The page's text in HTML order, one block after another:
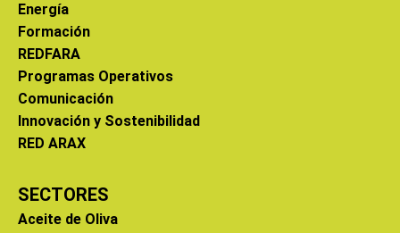
Energía
Formación
REDFARA
Programas Operativos
Comunicación
Innovación y Sostenibilidad
RED ARAX
SECTORES
Aceite de Oliva